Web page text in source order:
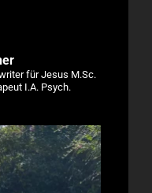
für Jesus M.Sc.
I.A. Psych.